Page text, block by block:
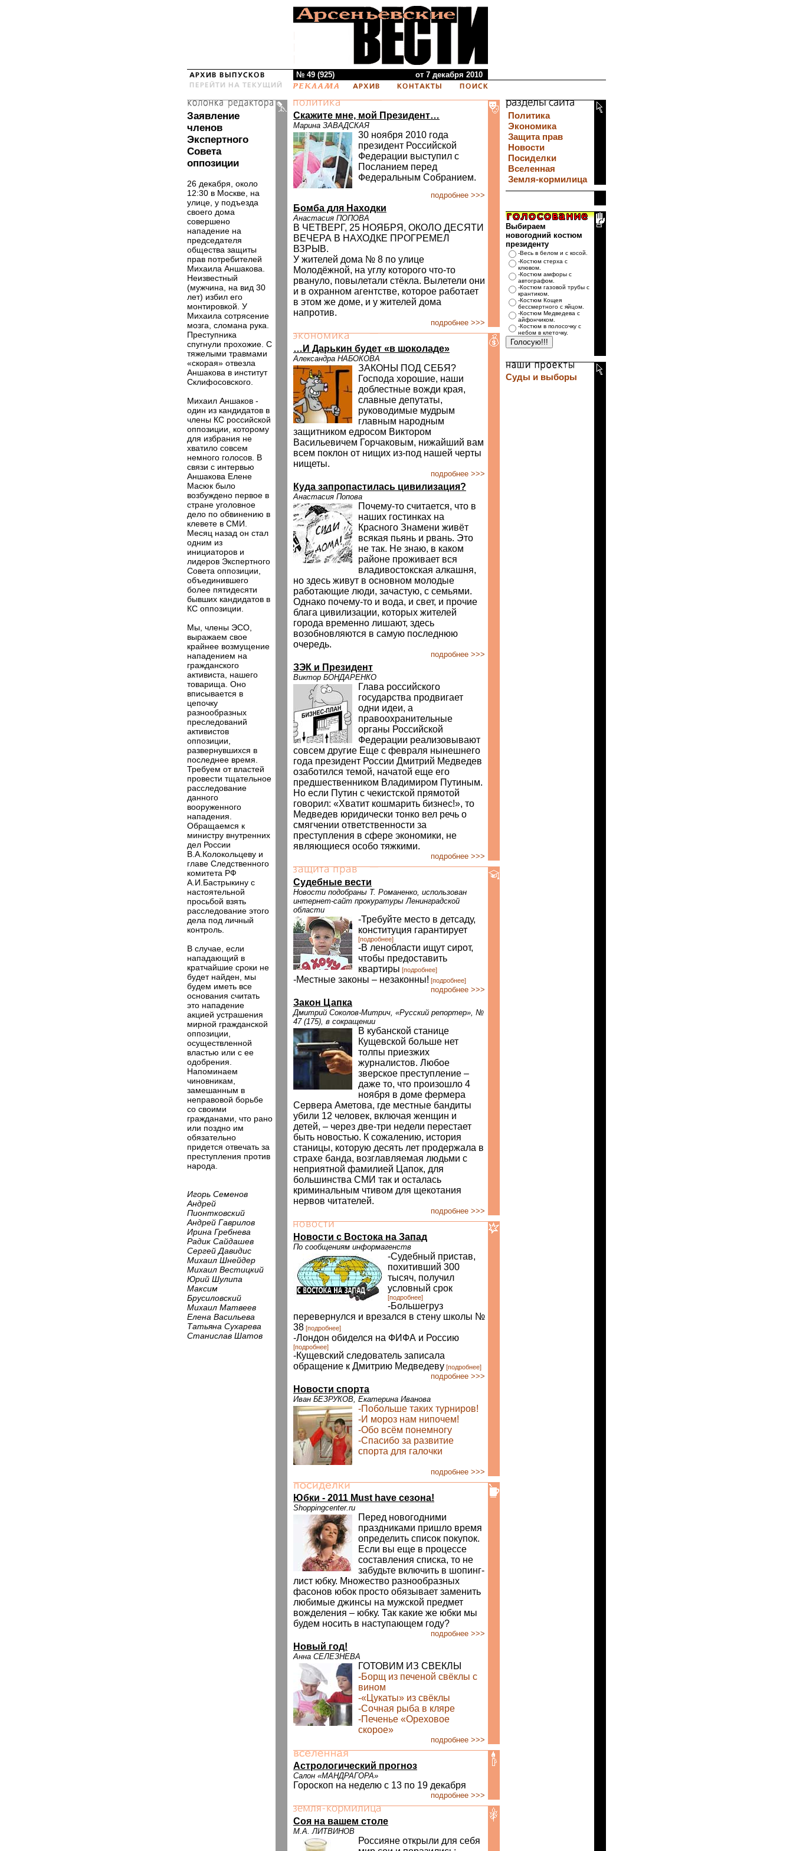
№ 49 (925) от 7 декабря 2010
Заявление
членов
Экспертного
Совета
оппозиции
26 декабря, около
12:30 в Москве, на
улице, у подъезда
своего дома
совершено
нападение на
председателя
общества защиты
прав потребителей
Михаила Аншакова.
Неизвестный
(мужчина, на вид 30
лет) избил его
монтировкой. У
Михаила сотрясение
мозга, сломана рука.
Преступника
спугнули прохожие. С
тяжелыми травмами
«скорая» отвезла
Аншакова в институт
Склифосовского.
Михаил Аншаков -
один из кандидатов в
члены КС российской
оппозиции, которому
для избрания не
хватило совсем
немного голосов. В
связи с интервью
Аншакова Елене
Масюк было
возбуждено первое в
стране уголовное
дело по обвинению в
клевете в СМИ.
Месяц назад он стал
одним из
инициаторов и
лидеров Экспертного
Совета оппозиции,
объединившего
более пятидесяти
бывших кандидатов в
КС оппозиции.
Мы, члены ЭСО,
выражаем свое
крайнее возмущение
нападением на
гражданского
активиста, нашего
товарища. Оно
вписывается в
цепочку
разнообразных
преследований
активистов
оппозиции,
развернувшихся в
последнее время.
Требуем от властей
провести тщательное
расследование
данного
вооруженного
нападения.
Обращаемся к
министру внутренних
дел России
В.А.Колокольцеву и
главе Следственного
комитета РФ
А.И.Бастрыкину с
настоятельной
просьбой взять
расследование этого
дела под личный
контроль.
В случае, если
нападающий в
кратчайшие сроки не
будет найден, мы
будем иметь все
основания считать
это нападение
акцией устрашения
мирной гражданской
оппозиции,
осуществленной
властью или с ее
одобрения.
Напоминаем
чиновникам,
замешанным в
неправовой борьбе
со своими
гражданами, что рано
или поздно им
обязательно
придется отвечать за
преступления против
народа.
Игорь Семенов
Андрей
Пионтковский
Андрей Гаврилов
Ирина Гребнева
Радик Сайдашев
Сергей Давидис
Михаил Шнейдер
Михаил Вестицкий
Юрий Шулипа
Максим
Брусиловский
Михаил Матвеев
Елена Васильева
Татьяна Сухарева
Станислав Шатов
Скажите мне, мой Президент…
Марина ЗАВАДСКАЯ
30 ноября 2010 года
президент Российской
Федерации выступил с
Посланием перед
Федеральным Собранием.
подробнее >>>
Бомба для Находки
Анастасия ПОПОВА
В ЧЕТВЕРГ, 25 НОЯБРЯ, ОКОЛО ДЕСЯТИ
ВЕЧЕРА В НАХОДКЕ ПРОГРЕМЕЛ
ВЗРЫВ.
У жителей дома № 8 по улице
Молодёжной, на углу которого что-то
рвануло, повылетали стёкла. Вылетели они
и в охранном агентстве, которое работает
в этом же доме, и у жителей дома
напротив.
подробнее >>>
…И Дарькин будет «в шоколаде»
Александра НАБОКОВА
ЗАКОНЫ ПОД СЕБЯ?
Господа хорошие, наши
доблестные вожди края,
славные депутаты,
руководимые мудрым
главным народным
защитником едросом Виктором
Васильевичем Горчаковым, нижайший вам
всем поклон от нищих из-под нашей черты
нищеты.
подробнее >>>
Куда запропастилась цивилизация?
Анастасия Попова
Почему-то считается, что в
наших гостинках на
Красного Знамени живёт
всякая пьянь и рвань. Это
не так. Не знаю, в каком
районе проживает вся
владивостокская алкашня,
но здесь живут в основном молодые
работающие люди, зачастую, с семьями.
Однако почему-то и вода, и свет, и прочие
блага цивилизации, которых жителей
города временно лишают, здесь
возобновляются в самую последнюю
очередь.
подробнее >>>
ЗЭК и Президент
Виктор БОНДАРЕНКО
Глава российского
государства продвигает
одни идеи, а
правоохранительные
органы Российской
Федерации реализовывают
совсем другие Еще с февраля нынешнего
года президент России Дмитрий Медведев
озаботился темой, начатой еще его
предшественником Владимиром Путиным.
Но если Путин с чекистской прямотой
говорил: «Хватит кошмарить бизнес!», то
Медведев юридически тонко вел речь о
смягчении ответственности за
преступления в сфере экономики, не
являющиеся особо тяжкими.
подробнее >>>
Судебные вести
Новости подобраны Т. Романенко, использован
интернет-сайт прокуратуры Ленинградской
области
-Требуйте место в детсаду,
конституция гарантирует
[подробнее]
-В ленобласти ищут сирот,
чтобы предоставить
квартиры [подробнее]
-Местные законы – незаконны! [подробнее]
подробнее >>>
Закон Цапка
Дмитрий Соколов-Митрич, «Русский репортер», №
47 (175), в сокращении
В кубанской станице
Кущевской больше нет
толпы приезжих
журналистов. Любое
зверское преступление –
даже то, что произошло 4
ноября в доме фермера
Сервера Аметова, где местные бандиты
убили 12 человек, включая женщин и
детей, – через две-три недели перестает
быть новостью. К сожалению, история
станицы, которую десять лет продержала в
страхе банда, возглавляемая людьми с
неприятной фамилией Цапок, для
большинства СМИ так и осталась
криминальным чтивом для щекотания
нервов читателей.
подробнее >>>
Новости с Востока на Запад
По сообщениям информагенств
-Судебный пристав,
похитивший 300
тысяч, получил
условный срок
[подробнее]
-Большегруз
перевернулся и врезался в стену школы №
38 [подробнее]
-Лондон обиделся на ФИФА и Россию
[подробнее]
-Кущевский следователь записала
обращение к Дмитрию Медведеву [подробнее]
подробнее >>>
Новости спорта
Иван БЕЗРУКОВ, Екатерина Иванова
-Побольше таких турниров!
-И мороз нам нипочем!
-Обо всём понемногу
-Спасибо за развитие
спорта для галочки
подробнее >>>
Юбки - 2011 Must have сезона!
Shoppingcenter.ru
Перед новогодними
праздниками пришло время
определить список покупок.
Если вы еще в процессе
составления списка, то не
забудьте включить в шопинг-
лист юбку. Множество разнообразных
фасонов юбок просто обязывает заменить
любимые джинсы на мужской предмет
вожделения – юбку. Так какие же юбки мы
будем носить в наступающем году?
подробнее >>>
Новый год!
Анна СЕЛЕЗНЕВА
ГОТОВИМ ИЗ СВЕКЛЫ
-Борщ из печеной свёклы с
вином
-«Цукаты» из свёклы
-Сочная рыба в кляре
-Печенье «Ореховое
скорое»
подробнее >>>
Астрологический прогноз
Салон «МАНДРАГОРА»
Гороскоп на неделю с 13 по 19 декабря
подробнее >>>
Соя на вашем столе
М.А. ЛИТВИНОВ
Россияне открыли для себя
Политика
Экономика
Защита прав
Новости
Посиделки
Вселенная
Земля-кормилица
Выбираем
новогодний костюм
президенту
-Весь в белом и с косой.
-Костюм стерха с
клювом.
-Костюм амфоры с
автографом.
-Костюм газовой трубы с
крантиком.
-Костюм Кощея
бессмертного с яйцом.
-Костюм Медведева с
айфончиком.
-Костюм в полосочку с
небом в клеточку.
Суды и выборы